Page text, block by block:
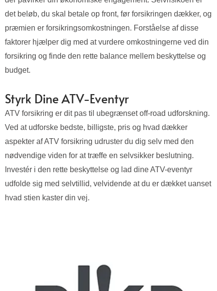
det beløb, du skal betale op front, før forsikringen dækker, og
præmien er forsikringsomkostningen. Forståelse af disse
faktorer hjælper dig med at vurdere omkostningerne ved din
forsikring og finde den rette balance mellem beskyttelse og
budget.
Styrk Dine ATV-Eventyr
ATV forsikring er dit pas til ubegrænset off-road udforskning.
Ved at udforske bedste, billigste, pris og hvad dækker
aspekter af ATV forsikring udruster du dig selv med den
nødvendige viden for at træffe en selvsikker beslutning.
Investér i den rette beskyttelse og lad dine ATV-eventyr
udfolde sig med selvtillid, velvidende at du er dækket uanset
hvad stien kaster din vej.